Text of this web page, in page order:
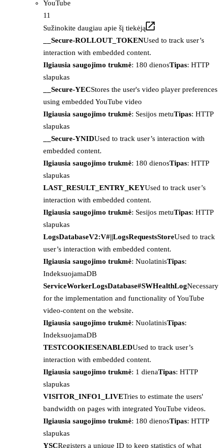
YouTube
11
Sužinokite daugiau apie šį tiekėją
__Secure-ROLLOUT_TOKENUsed to track user’s
interaction with embedded content.
Ilgiausia saugojimo trukmė: 180 dienosTipas: HTTP
slapukas
__Secure-YECStores the user's video player preferences
using embedded YouTube video
Ilgiausia saugojimo trukmė: Sesijos metuTipas: HTTP
slapukas
__Secure-YNIDUsed to track user’s interaction with
embedded content.
Ilgiausia saugojimo trukmė: 180 dienosTipas: HTTP
slapukas
LAST_RESULT_ENTRY_KEYUsed to track user’s
interaction with embedded content.
Ilgiausia saugojimo trukmė: Sesijos metuTipas: HTTP
slapukas
LogsDatabaseV2:V#||LogsRequestsStoreUsed to track
user’s interaction with embedded content.
Ilgiausia saugojimo trukmė: NuolatinisTipas:
IndeksuojamaDB
ServiceWorkerLogsDatabase#SWHealthLogNecessary
for the implementation and functionality of YouTube
video-content on the website.
Ilgiausia saugojimo trukmė: NuolatinisTipas:
IndeksuojamaDB
TESTCOOKIESENABLEDUsed to track user’s
interaction with embedded content.
Ilgiausia saugojimo trukmė: 1 dienaTipas: HTTP
slapukas
VISITOR_INFO1_LIVETries to estimate the users'
bandwidth on pages with integrated YouTube videos.
Ilgiausia saugojimo trukmė: 180 dienosTipas: HTTP
slapukas
YSCRegisters a unique ID to keep statistics of what